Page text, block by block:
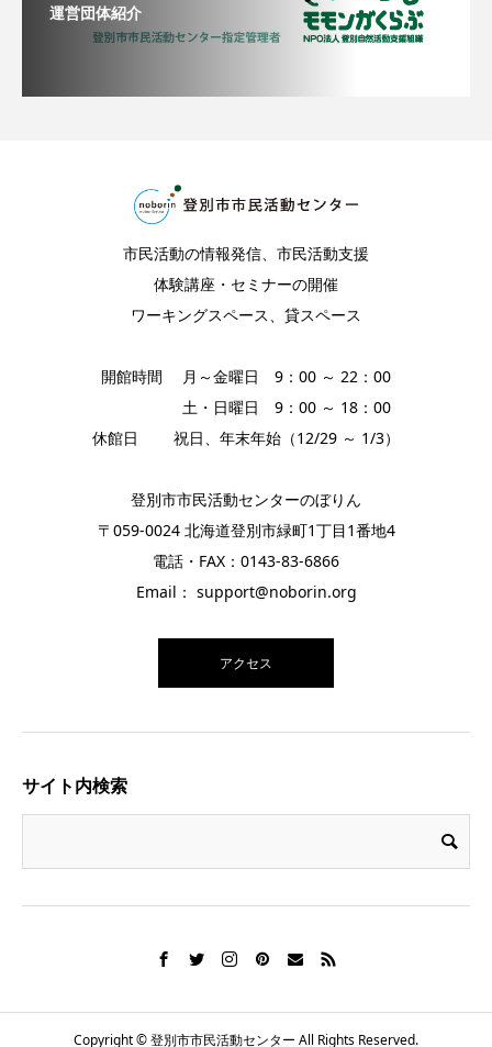
運営団体紹介
市民活動の情報発信、市民活動支援
体験講座・セミナーの開催
ワーキングスペース、貸スペース
開館時間 月～金曜日 9：00 ～ 22：00
土・日曜日 9：00 ～ 18：00
休館日 祝日、年末年始（12/29 ～ 1/3）
登別市市民活動センターのぼりん
〒059-0024 北海道登別市緑町1丁目1番地4
電話・FAX：0143-83-6866
Email： support@noborin.org
アクセス
サイト内検索
Copyright © 登別市市民活動センター All Rights Reserved.